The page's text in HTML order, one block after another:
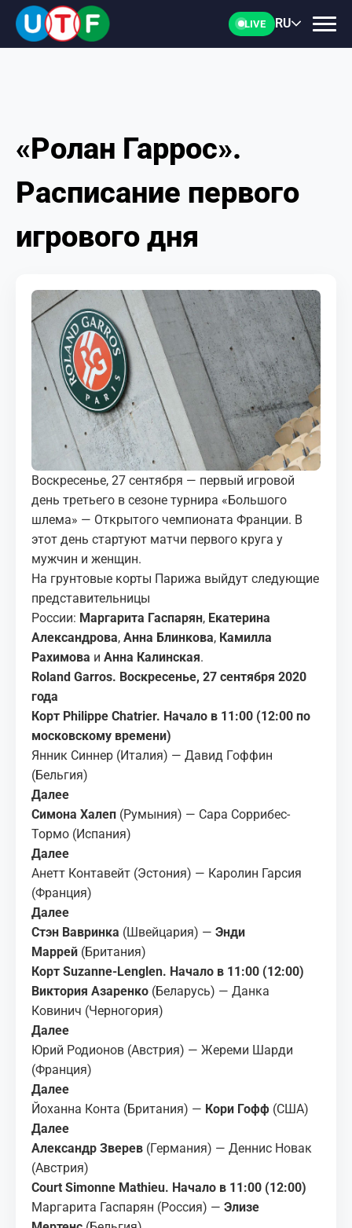
LIVE RU
ГЛАВНАЯ
ФТУ
НОВОСТИ
ПЕРСОНАЛИИ
МЕДИА
КОРТЫ
КОНТАКТЫ
UZ-PIN
«Ролан Гаррос».
Расписание первого
игрового дня
Воскресенье, 27 сентября — первый игровой
день третьего в сезоне турнира «Большого
шлема» — Открытого чемпионата Франции. В
этот день стартуют матчи первого круга у
мужчин и женщин.
На грунтовые корты Парижа выйдут следующие
представительницы
России: Маргарита Гаспарян, Екатерина
Александрова, Анна Блинкова, Камилла
Рахимова и Анна Калинская.
Roland Garros. Воскресенье, 27 сентября 2020
года
Корт Philippe Chatrier. Начало в 11:00 (12:00 по
московскому времени)
Янник Синнер (Италия) — Давид Гоффин
(Бельгия)
Далее
Симона Халеп (Румыния) — Сара Соррибес-
Тормо (Испания)
Далее
Анетт Контавейт (Эстония) — Каролин Гарсия
(Франция)
Далее
Стэн Вавринка (Швейцария) — Энди
Маррей (Британия)
Корт Suzanne-Lenglen. Начало в 11:00 (12:00)
Виктория Азаренко (Беларусь) — Данка
Ковинич (Черногория)
Далее
Юрий Родионов (Австрия) — Жереми Шарди
(Франция)
Далее
Йоханна Конта (Британия) — Кори Гофф (США)
Далее
Александр Зверев (Германия) — Деннис Новак
(Австрия)
Court Simonne Mathieu. Начало в 11:00 (12:00)
Маргарита Гаспарян (Россия) — Элизе